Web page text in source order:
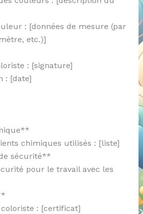
: [données de mesure (par
etc.)]
: [signature]
: [date]
chimiques utilisés : [liste]
sécurité**
pour le travail avec les
: [certificat]